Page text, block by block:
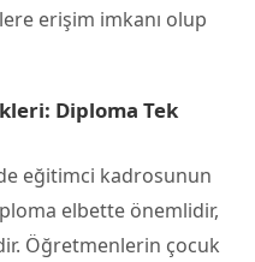
erişim imkanı olup
Diploma Tek
eğitimci kadrosunun
elbette önemlidir,
Öğretmenlerin çocuk